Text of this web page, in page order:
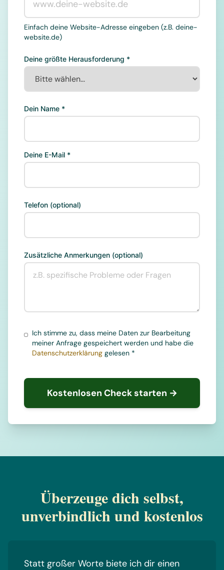
Einfach deine Website-Adresse eingeben (z.B. deine-
website.de)
Deine größte Herausforderung *
Dein Name *
Deine E-Mail *
Telefon (optional)
Zusätzliche Anmerkungen (optional)
Ich stimme zu, dass meine Daten zur Bearbeitung
meiner Anfrage gespeichert werden und habe die
Datenschutzerklärunggelesen *
Kostenlosen Check starten →
Überzeuge dich selbst,
unverbindlich und kostenlos
Statt großer Worte biete ich dir einen